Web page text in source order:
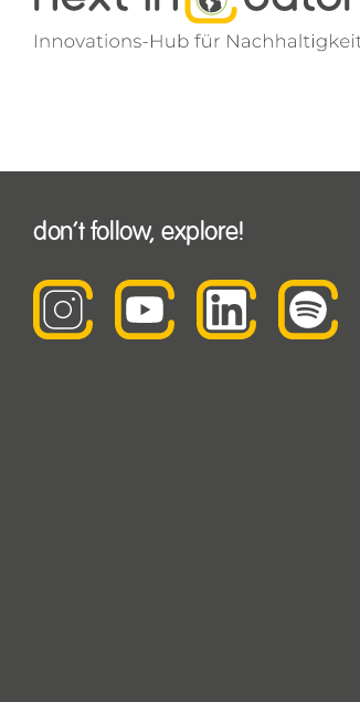
don’t follow, explore!